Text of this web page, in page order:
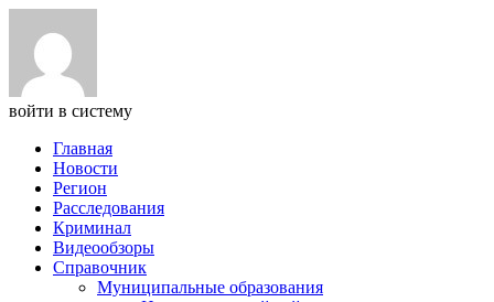
войти в систему
Главная
Новости
Регион
Расследования
Криминал
Видеообзоры
Справочник
Муниципальные образования